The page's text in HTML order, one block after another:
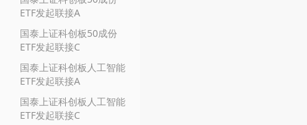
ETF发起联接A
国泰上证科创板50成份
ETF发起联接C
国泰上证科创板人工智能
ETF发起联接A
国泰上证科创板人工智能
ETF发起联接C